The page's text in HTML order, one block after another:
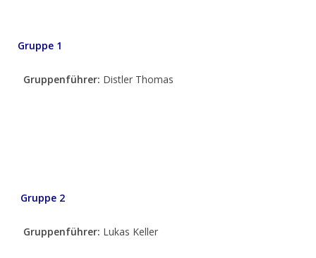
Gruppe 1
Gruppenführer: Distler Thomas
Gruppe 2
Gruppenführer: Lukas Keller